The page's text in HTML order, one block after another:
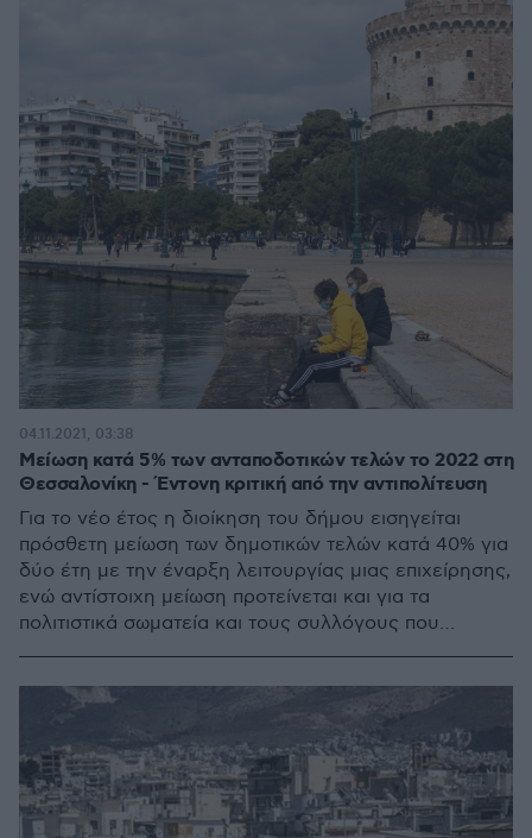
Μείωση κατά 5% των ανταποδοτικών τελών το 2022 στη
Θεσσαλονίκη - Έντονη κριτική από την αντιπολίτευση
Για το νέο έτος η διοίκηση του δήμου εισηγείται
πρόσθετη μείωση των δημοτικών τελών κατά 40% για
δύο έτη με την έναρξη λειτουργίας μιας επιχείρησης,
ενώ αντίστοιχη μείωση προτείνεται και για τα
πολιτιστικά σωματεία και τους συλλόγους που
μετρόπληκτες επιχειρήσεις όπως και οι μειώσεις κατά
πληθυσμιακές ομάδες
04.11.2021, 03:38